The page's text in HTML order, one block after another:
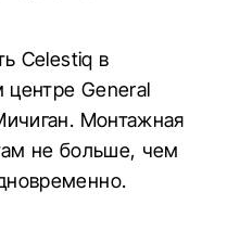
Celestiq в
центре General
Монтажная
не больше, чем